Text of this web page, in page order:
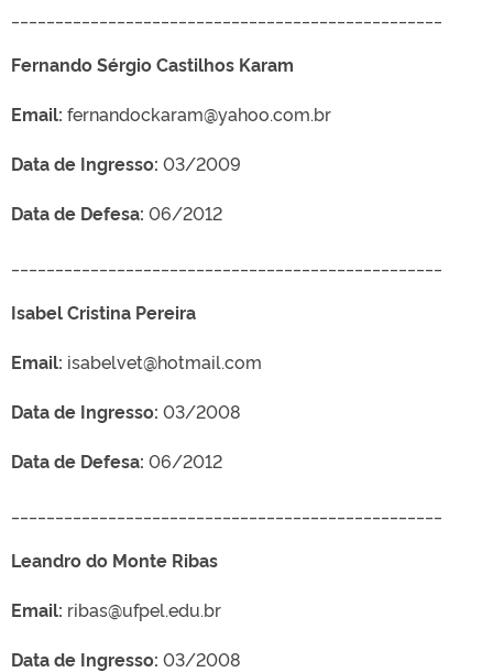
Fernando Sérgio Castilhos Karam
Email: fernandockaram@yahoo.com.br
Data de Ingresso: 03/2009
Data de Defesa: 06/2012
Isabel Cristina Pereira
Email: isabelvet@hotmail.com
Data de Ingresso: 03/2008
Data de Defesa: 06/2012
Leandro do Monte Ribas
Email: ribas@ufpel.edu.br
Data de Ingresso: 03/2008